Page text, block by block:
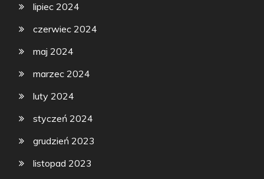
lipiec 2024
czerwiec 2024
maj 2024
marzec 2024
luty 2024
styczeń 2024
grudzień 2023
listopad 2023